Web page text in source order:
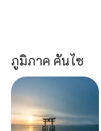
ภูมิภาค คันไซ